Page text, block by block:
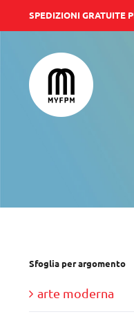
al
contenuto
SPEDIZIONI GRATUITE
Sfoglia per argomento
arte moderna